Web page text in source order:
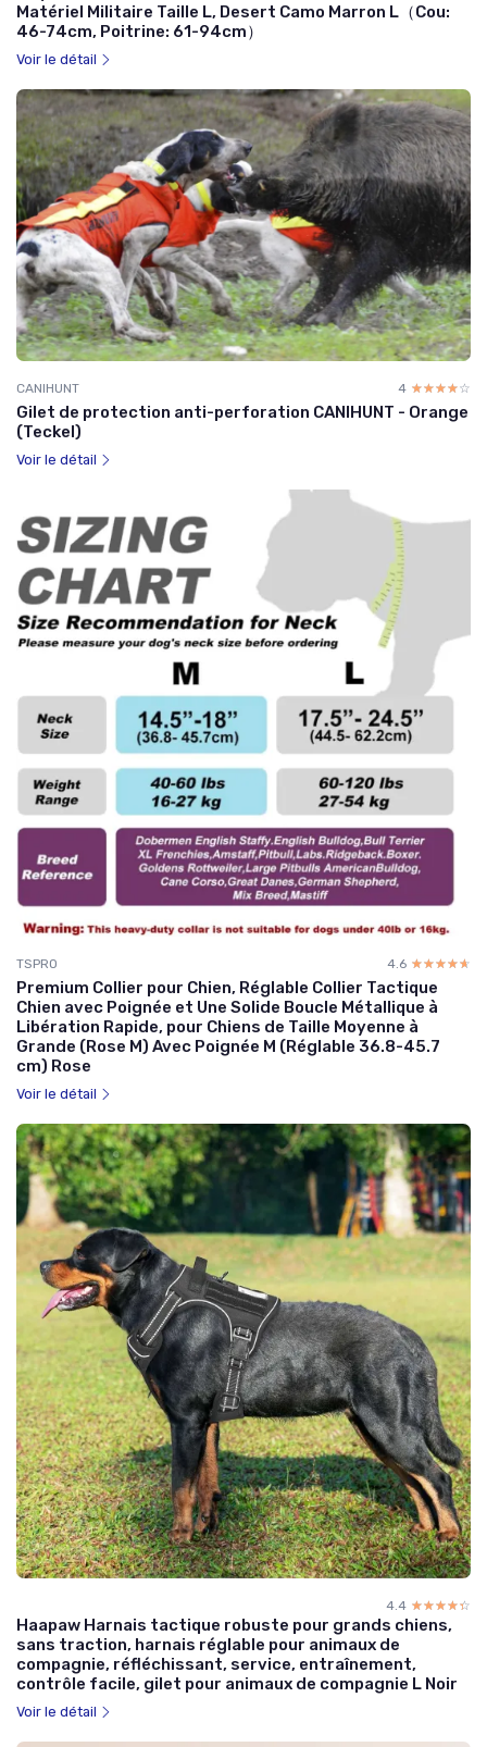
Matériel Militaire Taille L, Desert Camo Marron L（Cou:
46-74cm, Poitrine: 61-94cm）
Voir le détail
CANIHUNT 4 ☆☆☆☆☆
★★★★★
Gilet de protection anti-perforation CANIHUNT - Orange
(Teckel)
Voir le détail
TSPRO 4.6 ☆☆☆☆☆
★★★★★
Premium Collier pour Chien, Réglable Collier Tactique
Chien avec Poignée et Une Solide Boucle Métallique à
Libération Rapide, pour Chiens de Taille Moyenne à
Grande (Rose M) Avec Poignée M (Réglable 36.8-45.7
cm) Rose
Voir le détail
4.4 ☆☆☆☆☆
★★★★★
Haapaw Harnais tactique robuste pour grands chiens,
sans traction, harnais réglable pour animaux de
compagnie, réfléchissant, service, entraînement,
contrôle facile, gilet pour animaux de compagnie L Noir
Voir le détail